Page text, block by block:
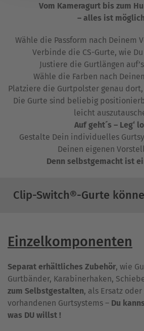
Vom Kameragurt bis zum
– alles ist
Wähle die Passform nach Deinem
Verbinde die CS-Gurte, wie
Justiere die Gurtlängen
Wähle die Farben nach
Platziere die Gurtpolster genau
Die Gurte sind beliebig
leicht
Auf geht´s – Leg‘
Gestalte Dein individuelles
Deinen eigenen
Denn selbstgemacht ist
Clip-Switch®-Gurte
Einzelkomponenten
Separat erhältliches Zubehör, wie
Gurtbänder, Karabinerhaken,
zum Selbstgestalten, als Ersatz
vorhandenen Gurtsystems – Du
was DU willst !